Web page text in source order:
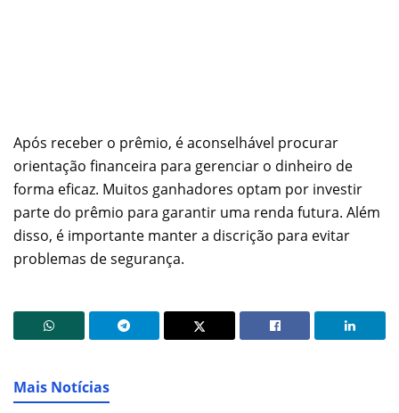
Após receber o prêmio, é aconselhável procurar
orientação financeira para gerenciar o dinheiro de
forma eficaz. Muitos ganhadores optam por investir
parte do prêmio para garantir uma renda futura. Além
disso, é importante manter a discrição para evitar
problemas de segurança.
Mais Notícias